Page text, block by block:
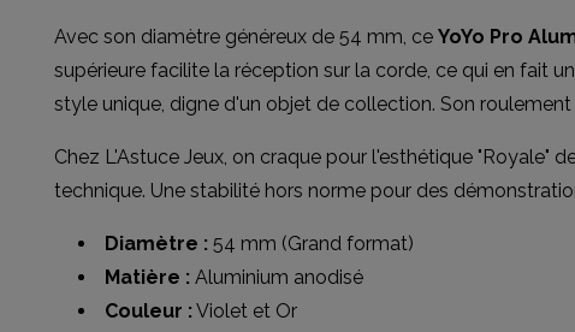
Avec son diamètre généreux de 54 mm, ce YoYo Pro
supérieure facilite la réception sur la corde, ce qui en fait
style unique, digne d'un objet de collection. Son
Chez L'Astuce Jeux, on craque pour l'esthétique "Royale"
technique. Une stabilité hors norme pour des
Diamètre : 54 mm (Grand format)
Matière : Aluminium anodisé
Couleur :Violet et Or